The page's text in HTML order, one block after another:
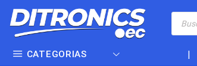
CATEGORIAS